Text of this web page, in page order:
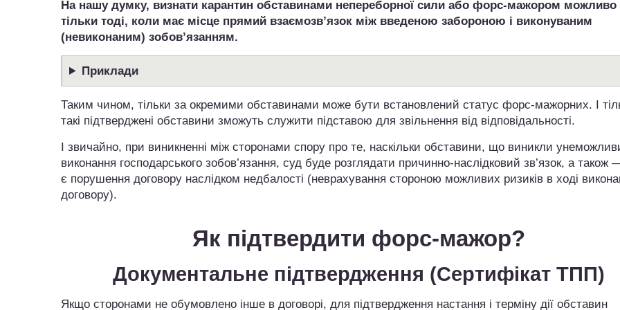
На нашу думку, визнати карантин обставинами непереборної сили або форс-мажором можливо
тільки тоді, коли має місце прямий взаємозв’язок між введеною забороною і виконуваним
(невиконаним) зобов’язанням.
Приклади
Таким чином, тільки за окремими обставинами може бути встановлений статус форс-мажорних. І
такі підтверджені обставини зможуть служити підставою для звільнення від відповідальності.
І звичайно, при виникненні між сторонами спору про те, наскільки обставини, що виникли
виконання господарського зобов’язання, суд буде розглядати причинно-наслідковий зв’язок, а також
є порушення договору наслідком недбалості (неврахування стороною можливих ризиків в ході
договору).
Як підтвердити форс-мажор?
Документальне підтвердження (Сертифікат ТПП)
Якщо сторонами не обумовлено інше в договорі, для підтвердження настання і терміну дії обставин